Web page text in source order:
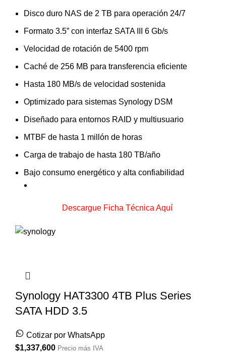
Disco duro NAS de 2 TB para operación 24/7
Formato 3.5” con interfaz SATA III 6 Gb/s
Velocidad de rotación de 5400 rpm
Caché de 256 MB para transferencia eficiente
Hasta 180 MB/s de velocidad sostenida
Optimizado para sistemas Synology DSM
Diseñado para entornos RAID y multiusuario
MTBF de hasta 1 millón de horas
Carga de trabajo de hasta 180 TB/año
Bajo consumo energético y alta confiabilidad
Descargue Ficha Técnica Aquí
Synology HAT3300 4TB Plus Series
SATA HDD 3.5
Cotizar por WhatsApp
$1,337,600 Precio más IVA